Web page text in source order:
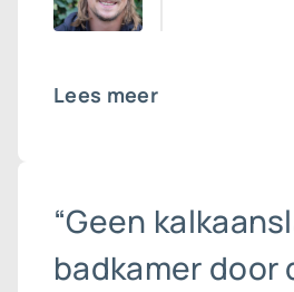
Lees meer
“Geen
badkamer door